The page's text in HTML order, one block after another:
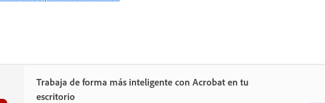
Trabaja de forma más inteligente con Acrobat en tu
escritorio